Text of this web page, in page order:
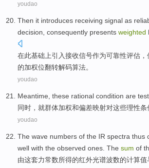
youdao
Then it introduces receiving signal as
decision consequently presents weighted
在此基础 上引入接收信号作为可靠性评估
的加权位翻转解码算法。
youdao
Meantime these rational condition are test
同时 ，就群体加权和偏差映射对这些理性条
youdao
The wave numbers of the IR spectra thus
well with the observed ones. The sum of
由这套力常数所得的红外光谱波数的计算值